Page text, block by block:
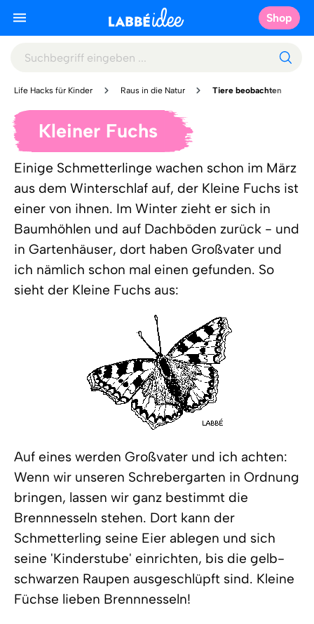
Shop
Life Hacks für Kinder Raus in die Natur Tiere beobachten
Kleiner Fuchs
Einige Schmetterlinge wachen schon im März
aus dem Winterschlaf auf, der Kleine Fuchs ist
einer von ihnen. Im Winter zieht er sich in
Baumhöhlen und auf Dachböden zurück - und
in Gartenhäuser, dort haben Großvater und
ich nämlich schon mal einen gefunden. So
sieht der Kleine Fuchs aus:
Auf eines werden Großvater und ich achten:
Wenn wir unseren Schrebergarten in Ordnung
bringen, lassen wir ganz bestimmt die
Brennnesseln stehen. Dort kann der
Schmetterling seine Eier ablegen und sich
seine 'Kinderstube' einrichten, bis die gelb-
schwarzen Raupen ausgeschlüpft sind. Kleine
Füchse lieben Brennnesseln!